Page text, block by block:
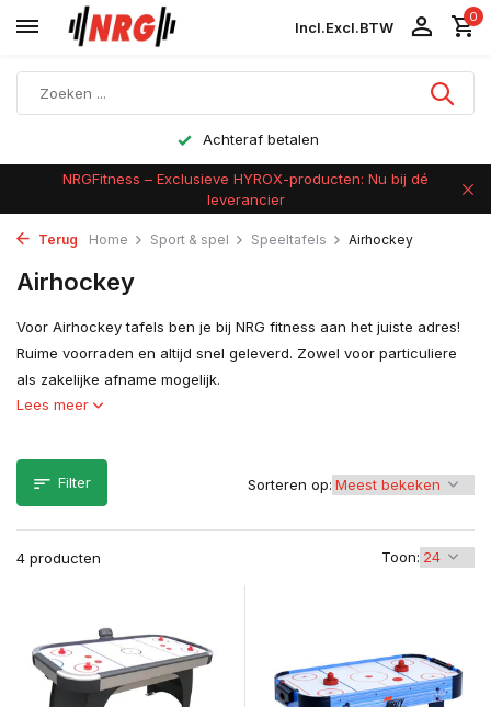
Incl.Excl.BTW
0
Achteraf betalen
NRGFitness – Exclusieve HYROX-producten: Nu bij dé
leverancier
Terug Home Sport & spel Speeltafels Airhockey
Airhockey
Voor Airhockey tafels ben je bij NRG fitness aan het juiste adres!
Ruime voorraden en altijd snel geleverd. Zowel voor particuliere
als zakelijke afname mogelijk.
Lees meer
Filter
4 producten Toon:
Sorteren op: